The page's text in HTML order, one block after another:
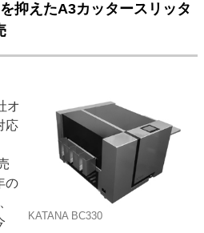
事
ン
ビジネス イベント 信用情報
業界
訃報
！ ～多様なビジネス・多彩な商材～
抑えたA3カッタースリッタ
KATANA BC330
オ
応
の